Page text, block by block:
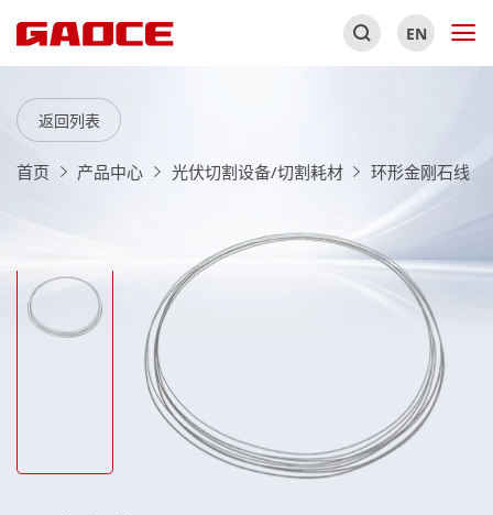
EN
返回列表
首页 产品中心 光伏切割设备/切割耗材 环形金刚石线